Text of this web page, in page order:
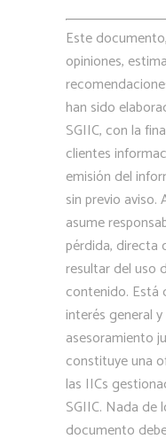
Este
opiniones,
han sido
SGIIC, con la
clientes
emisión del
sin previo aviso.
asume
pérdida, directa
resultar del uso
contenido. Está
interés general
asesoramiento
constituye una
las IICs
SGIIC. Nada de
documento